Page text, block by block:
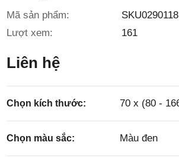
xã Bà
Điểm,
Mã sản phẩm:
SKU0290118
Lượt xem:
161
Liên hệ
Chọn kích thước:
Chọn màu sắc: Màu đen